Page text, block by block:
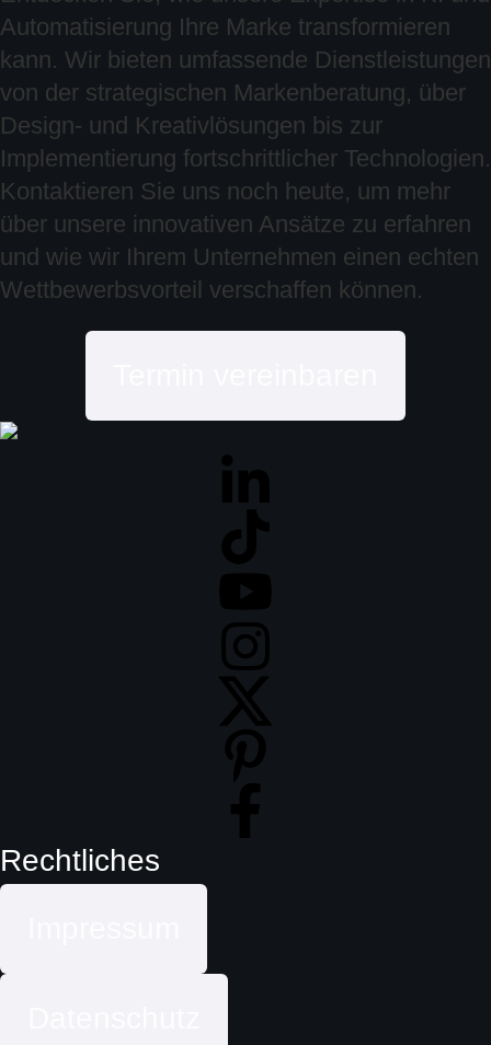
Automatisierung Ihre Marke transformieren
kann. Wir bieten umfassende Dienstleistungen
von der strategischen Markenberatung, über
Design- und Kreativlösungen bis zur
Implementierung fortschrittlicher Technologien.
Kontaktieren Sie uns noch heute, um mehr
über unsere innovativen Ansätze zu erfahren
und wie wir Ihrem Unternehmen einen echten
Wettbewerbsvorteil verschaffen können.
Rechtliches